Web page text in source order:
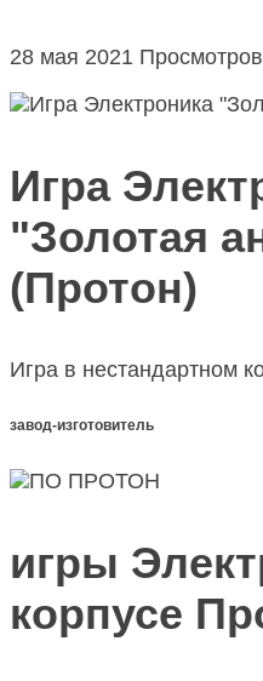
28 мая 2021
Игра
"Золотая
(Протон)
Игра в нестандартном
завод-изготовитель
игры
корпусе